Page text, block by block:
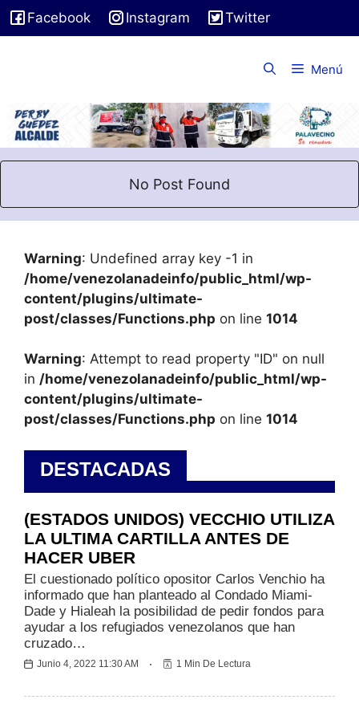
Saltar
Facebook Instagram Twitter
Menú
No Post Found
Warning: Undefined array key -1 in
/home/venezolanadeinfo/public_html/wp-
content/plugins/ultimate-
post/classes/Functions.php on line 1014
Warning: Attempt to read property "ID" on null
in /home/venezolanadeinfo/public_html/wp-
content/plugins/ultimate-
post/classes/Functions.php on line 1014
DESTACADAS
(ESTADOS UNIDOS) VECCHIO UTILIZA
LA ULTIMA CARTILLA ANTES DE
HACER UBER
El cuestionado político opositor Carlos Venchio ha
informado que han planteado al Condado Miami-
Dade y Hialeah la posibilidad de pedir fondos para
ayudar a los refugiados venezolanos que han
cruzado…
Junio 4, 2022 11:30 AM 1 Min De Lectura